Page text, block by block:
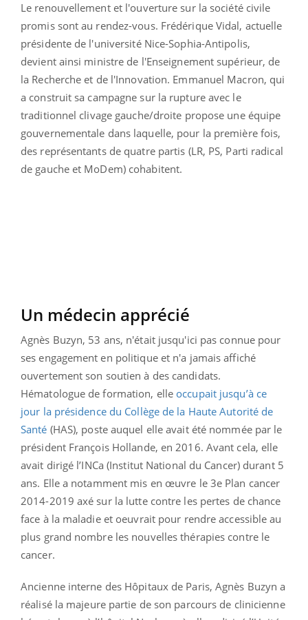
Le renouvellement et l'ouverture sur la société civile
promis sont au rendez-vous. Frédérique Vidal, actuelle
présidente de l'université Nice-Sophia-Antipolis,
devient ainsi ministre de l'Enseignement supérieur, de
la Recherche et de l'Innovation. Emmanuel Macron, qui
a construit sa campagne sur la rupture avec le
traditionnel clivage gauche/droite propose une équipe
gouvernementale dans laquelle, pour la première fois,
des représentants de quatre partis (LR, PS, Parti radical
de gauche et MoDem) cohabitent.
Un médecin apprécié
Agnès Buzyn, 53 ans, n'était jusqu'ici pas connue pour
ses engagement en politique et n'a jamais affiché
ouvertement son soutien à des candidats.
Hématologue de formation, elle occupait jusqu’à ce
jour la présidence du Collège de la Haute Autorité de
Santé (HAS), poste auquel elle avait été nommée par le
président François Hollande, en 2016. Avant cela, elle
avait dirigé l’INCa (Institut National du Cancer) durant 5
ans. Elle a notamment mis en œuvre le 3e Plan cancer
2014-2019 axé sur la lutte contre les pertes de chance
face à la maladie et oeuvrait pour rendre accessible au
plus grand nombre les nouvelles thérapies contre le
cancer.
Ancienne interne des Hôpitaux de Paris, Agnès Buzyn a
réalisé la majeure partie de son parcours de clinicienne